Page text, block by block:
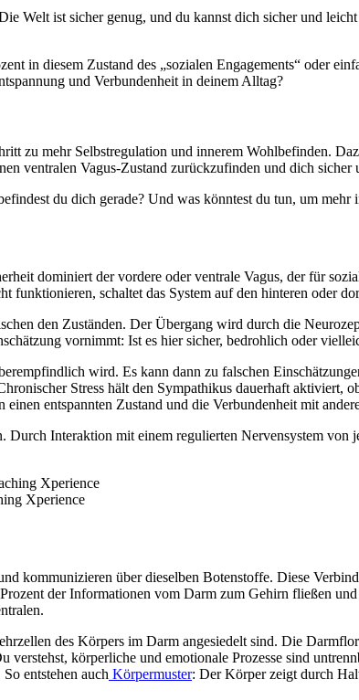
Welt ist sicher genug, und du kannst dich sicher und
in diesem Zustand des „sozialen Engagements“ oder
und Verbundenheit in deinem Alltag?
zu mehr Selbstregulation und innerem Wohlbefinden.
ventralen Vagus-Zustand zurückzufinden und dich sicher
du dich gerade? Und was könntest du tun, um mehr
dominiert der vordere oder ventrale Vagus, der für
schaltet das System auf den hinteren oder
den Zuständen. Der Übergang wird durch die
vornimmt: Ist es hier sicher, bedrohlich oder
wird. Es kann dann zu falschen
Stress hält den Sympathikus dauerhaft aktiviert,
entspannten Zustand und die Verbundenheit mit
Interaktion mit einem regulierten Nervensystem von
Xperience
kommunizieren über dieselben Botenstoffe. Diese
der Informationen vom Darm zum Gehirn fließen
des Körpers im Darm angesiedelt sind. Die
verstehst, körperliche und emotionale Prozesse sind
entstehen auch Körpermuster: Der Körper zeigt durch